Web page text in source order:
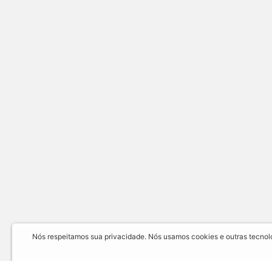
Nós respeitamos sua privacidade. Nós usamos cookies e outras